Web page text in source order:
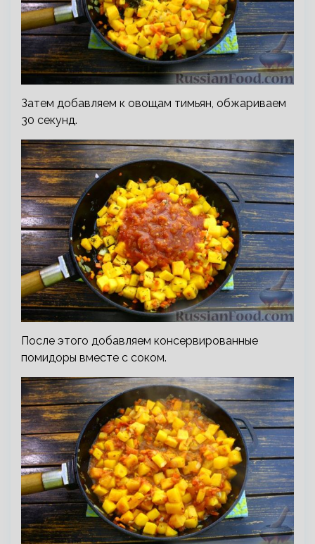
Затем добавляем к овощам тимьян, обжариваем
30 секунд.
После этого добавляем консервированные
помидоры вместе с соком.